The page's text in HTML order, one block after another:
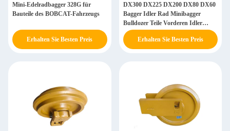
Mini-Edelradbagger 328G für
Bauteile des BOBCAT-Fahrzeugs
Erhalten Sie Besten Preis
DX300 DX225 DX200 DX80 DX60
Bagger Idler Rad Minibagger
Bulldozer Teile Vorderen Idler
Roller
Erhalten Sie Besten Preis